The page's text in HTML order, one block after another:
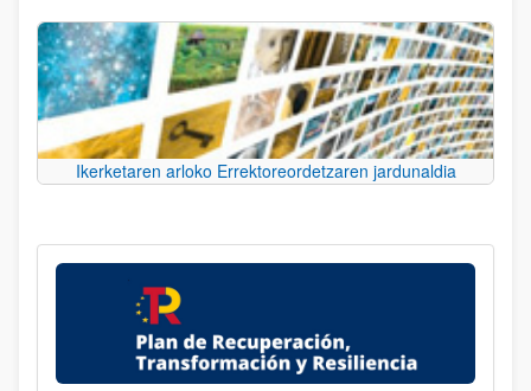
Ikerketaren arloko Errektoreordetzaren jardunaldia